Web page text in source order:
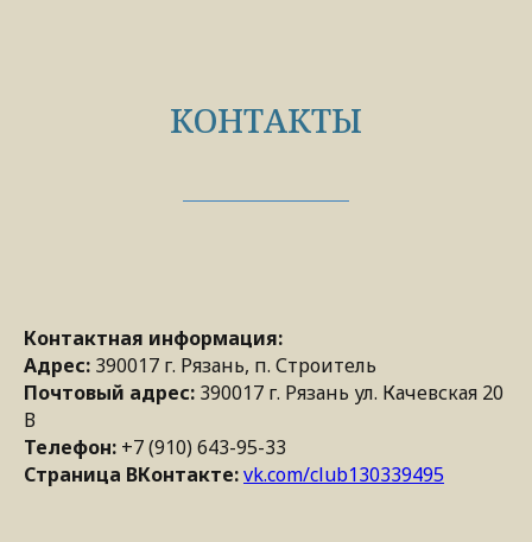
КОНТАКТЫ
Контактная информация:
Адрес: 390017 г. Рязань, п. Строитель
Почтовый адрес: 390017 г. Рязань ул. Качевская 20
В
Телефон: +7 (910) 643-95-33
Страница ВКонтакте:vk.com/club130339495